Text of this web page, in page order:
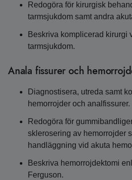
Redogöra för kirurgisk
tarmsjukdom samt andra
Beskriva komplicerad kirurgi
tarmsjukdom.
Anala fissurer och
Diagnostisera, utreda samt
hemorrojder och analfissurer.
Redogöra för
sklerosering av hemorrojder
handläggning vid akuta
Beskriva hemorrojdektomi
Ferguson.